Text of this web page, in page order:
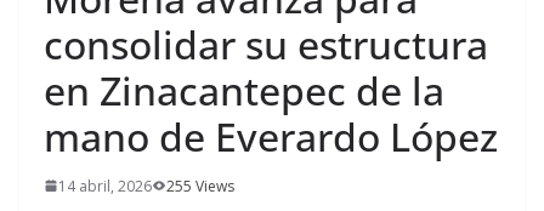
consolidar su estructura
en Zinacantepec de la
mano de Everardo López
14 abril, 2026 255 Views